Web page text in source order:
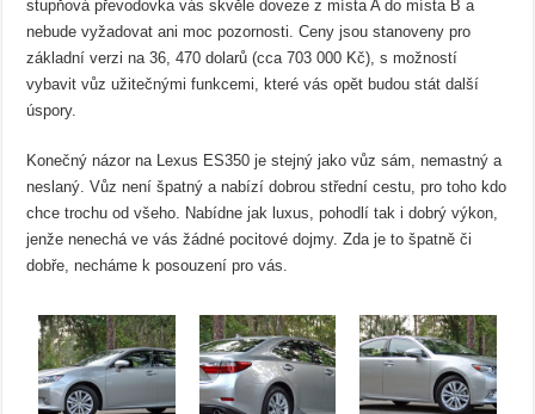
stupňová převodovka vás skvěle doveze z místa A do místa B a
nebude vyžadovat ani moc pozornosti. Ceny jsou stanoveny pro
základní verzi na 36, 470 dolarů (cca 703 000 Kč), s možností
vybavit vůz užitečnými funkcemi, které vás opět budou stát další
úspory.
Konečný názor na Lexus ES350 je stejný jako vůz sám, nemastný a
neslaný. Vůz není špatný a nabízí dobrou střední cestu, pro toho kdo
chce trochu od všeho. Nabídne jak luxus, pohodlí tak i dobrý výkon,
jenže nenechá ve vás žádné pocitové dojmy. Zda je to špatně či
dobře, necháme k posouzení pro vás.